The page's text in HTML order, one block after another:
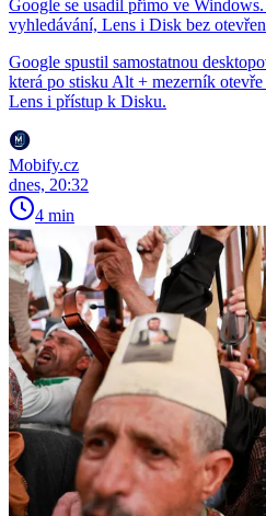
Google se usadil přímo ve
vyhledávání, Lens i Disk bez
Google spustil samostatnou
která po stisku Alt + mezerník
Lens i přístup k Disku.
Mobify.cz
dnes, 20:32
4 min